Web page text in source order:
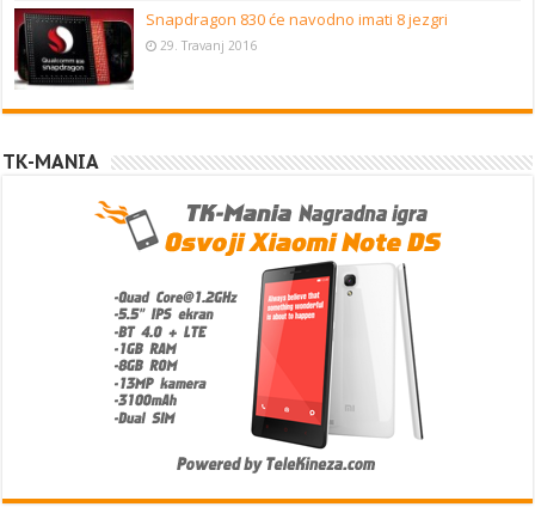
Snapdragon 830 će navodno imati 8 jezgri
29. Travanj 2016
TK-MANIA